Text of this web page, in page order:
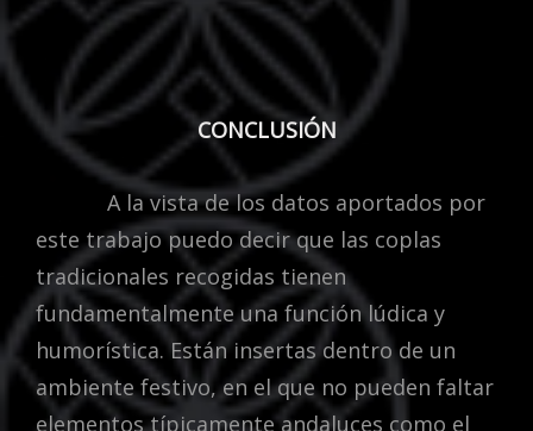
CONCLUSIÓN
A la vista de los datos aportados por
este trabajo puedo decir que las coplas
tradicionales recogidas tienen
fundamentalmente una función lúdica y
humorística. Están insertas dentro de un
ambiente festivo, en el que no pueden faltar
elementos típicamente andaluces como el